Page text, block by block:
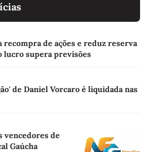
de ações e reduz reserva
lucro supera previsões
de Daniel Vorcaro é liquidada nas
vencedores de
Gaúcha